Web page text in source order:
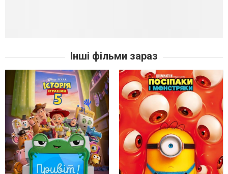
Інші фільми зараз